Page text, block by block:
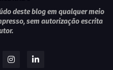
(1)
(1)
deste blog em qualquer meio
sem autorização escrita